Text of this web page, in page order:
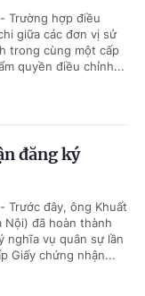
Trường hợp điều
giữa các đơn vị sử
trong cùng một cấp
quyền điều chỉnh...
đăng ký
Trước đây, ông Khuất
Nội) đã hoàn thành
nghĩa vụ quân sự lần
Giấy chứng nhận...